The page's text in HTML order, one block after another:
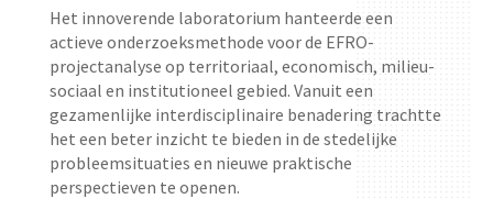
Het innoverende laboratorium hanteerde een
actieve onderzoeksmethode voor de EFRO-
projectanalyse op territoriaal, economisch, milieu-
sociaal en institutioneel gebied. Vanuit een
gezamenlijke interdisciplinaire benadering trachtte
het een beter inzicht te bieden in de stedelijke
probleemsituaties en nieuwe praktische
perspectieven te openen.